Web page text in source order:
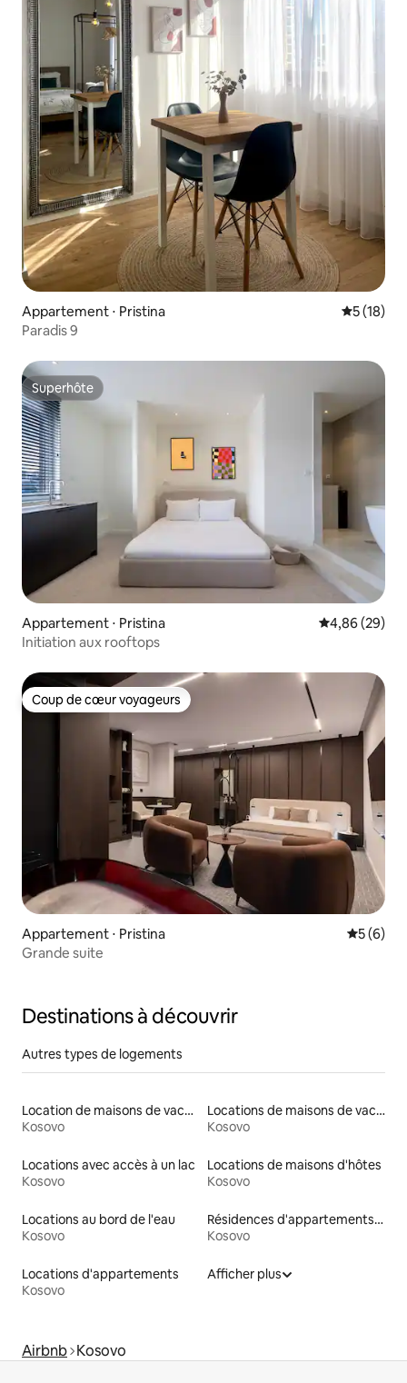
Appartement ⋅ Pristina
5 (18)
Paradis 9
Superhôte
Superhôte
Appartement ⋅ Pristina Évaluation
4,86 (29)
Initiation aux rooftops
Coup de cœur voyageurs
Coup de cœur voyageurs
Appartement ⋅ Pristina
5 (6)
Grande suite
Destinations à découvrir
Autres types de logements
Location de maisons de vacances
Kosovo
Locations de maisons de vacances
Kosovo
Locations avec accès à un lac
Kosovo
Locations de maisons d'hôtes
Kosovo
Locations au bord de l'eau
Kosovo
Résidences d'appartements en location
Kosovo
Locations d'appartements
Kosovo
Afficher plus
Airbnb Kosovo